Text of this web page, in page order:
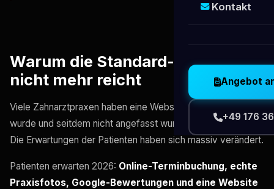
Kontakt
Angebot
+49 176
Warum die Standard-Website
nicht mehr reicht
Viele Zahnarztpraxen haben eine Website die 2018 erstellt
wurde und seitdem nicht angefasst wurde. Das Problem:
Die Erwartungen der Patienten haben sich massiv verändert.
Patienten erwarten 2026: Online-Terminbuchung, echte
Praxisfotos, Google-Bewertungen und eine Website